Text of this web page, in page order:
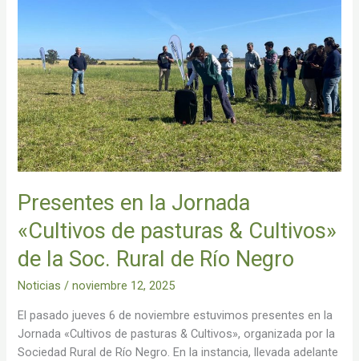
Presentes en la Jornada
«Cultivos de pasturas & Cultivos»
de la Soc. Rural de Río Negro
Noticias /noviembre 12, 2025
El pasado jueves 6 de noviembre estuvimos presentes en la
Jornada «Cultivos de pasturas & Cultivos», organizada por la
Sociedad Rural de Río Negro. En la instancia, llevada adelante
«Cultivos
de
pasturas
&
Cultivos»
de
la
Rural
Río
Negro